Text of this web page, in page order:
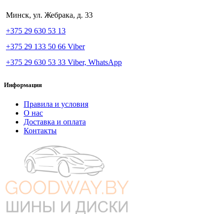
Минск, ул. Жебрака, д. 33
+375 29 630 53 13
+375 29 133 50 66 Viber
+375 29 630 53 33 Viber, WhatsApp
Информация
Правила и условия
О нас
Доставка и оплата
Контакты